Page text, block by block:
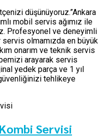
düşünüyoruz.”Ankara
mobil servis ağımız ile
Profesyonel ve deneyimli
olmamızda en büyük
onarım ve teknik servis
arayarak servis
yedek parça ve 1 yıl
tehlikeye
Servisi